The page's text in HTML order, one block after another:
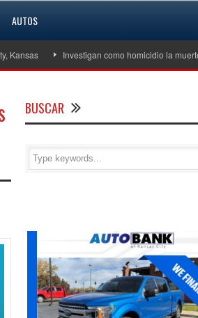
AUTOS
Investigan como homicidio la muerte de
BUSCAR